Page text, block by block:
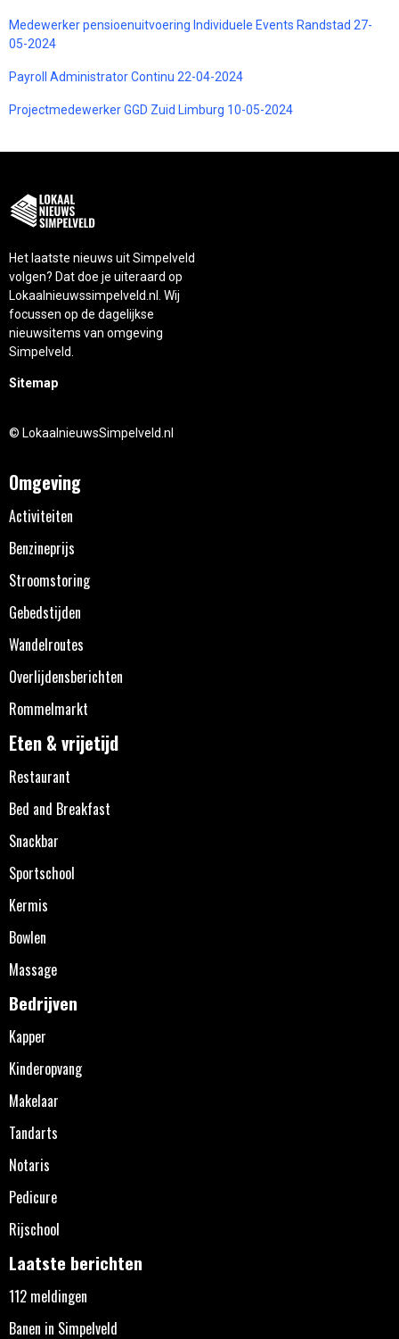
Medewerker pensioenuitvoering Individuele Events Randstad 27-
05-2024
Payroll Administrator Continu 22-04-2024
Projectmedewerker GGD Zuid Limburg 10-05-2024
Het laatste nieuws uit Simpelveld
volgen? Dat doe je uiteraard op
Lokaalnieuwssimpelveld.nl. Wij
focussen op de dagelijkse
nieuwsitems van omgeving
Simpelveld.
Sitemap
© LokaalnieuwsSimpelveld.nl
Omgeving
Activiteiten
Benzineprijs
Stroomstoring
Gebedstijden
Wandelroutes
Overlijdensberichten
Rommelmarkt
Eten & vrijetijd
Restaurant
Bed and Breakfast
Snackbar
Sportschool
Kermis
Bowlen
Massage
Bedrijven
Kapper
Kinderopvang
Makelaar
Tandarts
Notaris
Pedicure
Rijschool
Laatste berichten
112 meldingen
Banen in Simpelveld